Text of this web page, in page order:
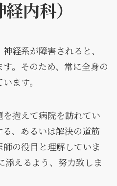
内科）
経系が障害されると、
。そのため、常に全身の
ます。
抱えて病院を訪れてい
、あるいは解決の道筋
の役目と理解していま
添えるよう、努力致しま